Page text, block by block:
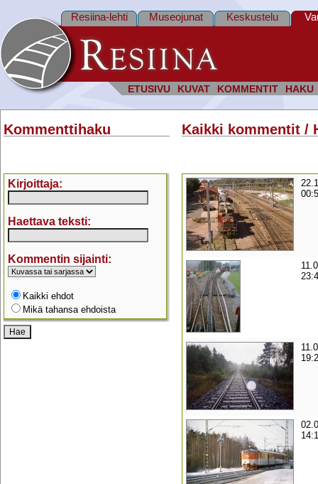
ETUSIVU KUVAT KOMMENTIT HAKU
Resiina-lehti Museojunat Keskustelu
Kommenttihaku
Kirjoittaja:
Haettava teksti:
Kommentin sijainti:
Kaikki ehdot
Mikä tahansa ehdoista
Kaikki kommentit /